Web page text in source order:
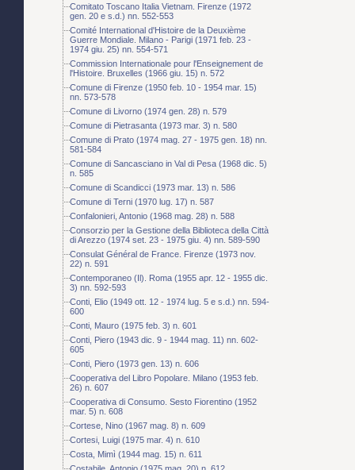
Comitato Toscano Italia Vietnam. Firenze (1972
gen. 20 e s.d.) nn. 552-553
Comité International d'Histoire de la Deuxième
Guerre Mondiale. Milano - Parigi (1971 feb. 23 -
1974 giu. 25) nn. 554-571
Commission Internationale pour l'Enseignement de
l'Histoire. Bruxelles (1966 giu. 15) n. 572
Comune di Firenze (1950 feb. 10 - 1954 mar. 15)
nn. 573-578
Comune di Livorno (1974 gen. 28) n. 579
Comune di Pietrasanta (1973 mar. 3) n. 580
Comune di Prato (1974 mag. 27 - 1975 gen. 18) nn.
581-584
Comune di Sancasciano in Val di Pesa (1968 dic. 5)
n. 585
Comune di Scandicci (1973 mar. 13) n. 586
Comune di Terni (1970 lug. 17) n. 587
Confalonieri, Antonio (1968 mag. 28) n. 588
Consorzio per la Gestione della Biblioteca della Città
di Arezzo (1974 set. 23 - 1975 giu. 4) nn. 589-590
Consulat Général de France. Firenze (1973 nov.
22) n. 591
Contemporaneo (Il). Roma (1955 apr. 12 - 1955 dic.
3) nn. 592-593
Conti, Elio (1949 ott. 12 - 1974 lug. 5 e s.d.) nn. 594-
600
Conti, Mauro (1975 feb. 3) n. 601
Conti, Piero (1943 dic. 9 - 1944 mag. 11) nn. 602-
605
Conti, Piero (1973 gen. 13) n. 606
Cooperativa del Libro Popolare. Milano (1953 feb.
26) n. 607
Cooperativa di Consumo. Sesto Fiorentino (1952
mar. 5) n. 608
Cortese, Nino (1967 mag. 8) n. 609
Cortesi, Luigi (1975 mar. 4) n. 610
Costa, Mimì (1944 mag. 15) n. 611
Costabile, Antonio (1975 mag. 20) n. 612